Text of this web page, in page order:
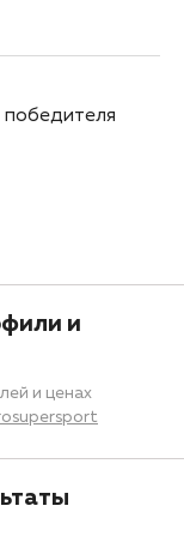
и
и ценах